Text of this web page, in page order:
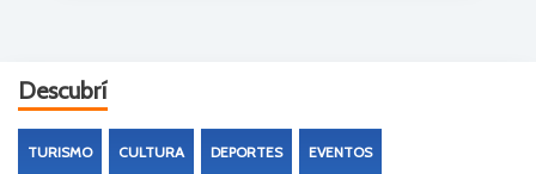
Descubrí
TURISMO CULTURA DEPORTES EVENTOS